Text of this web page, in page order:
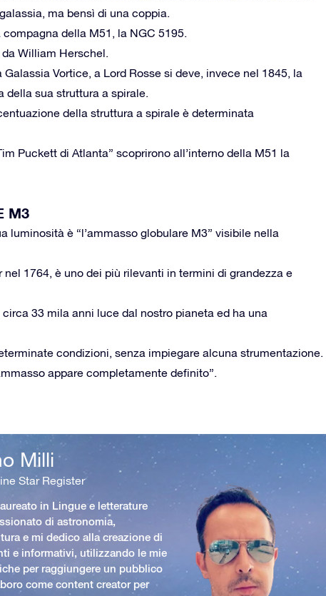
ma bensì di una coppia.
della M51, la NGC 5195.
William Herschel.
Vortice, a Lord Rosse si deve, invece nel 1845, la
della sua struttura a spirale.
della struttura a spirale è determinata
Puckett di Atlanta” scoprirono all’interno della M51 la
M3
luminosità è “l’ammasso globulare M3” visibile nella
1764, è uno dei più rilevanti in termini di grandezza e
33 mila anni luce dal nostro pianeta ed ha una
condizioni, senza impiegare alcuna strumentazione.
appare completamente definito”.
Milli
Star Register
in Lingue e letterature
di astronomia,
e mi dedico alla creazione di
e informativi, utilizzando le mie
per raggiungere un pubblico
come content creator per